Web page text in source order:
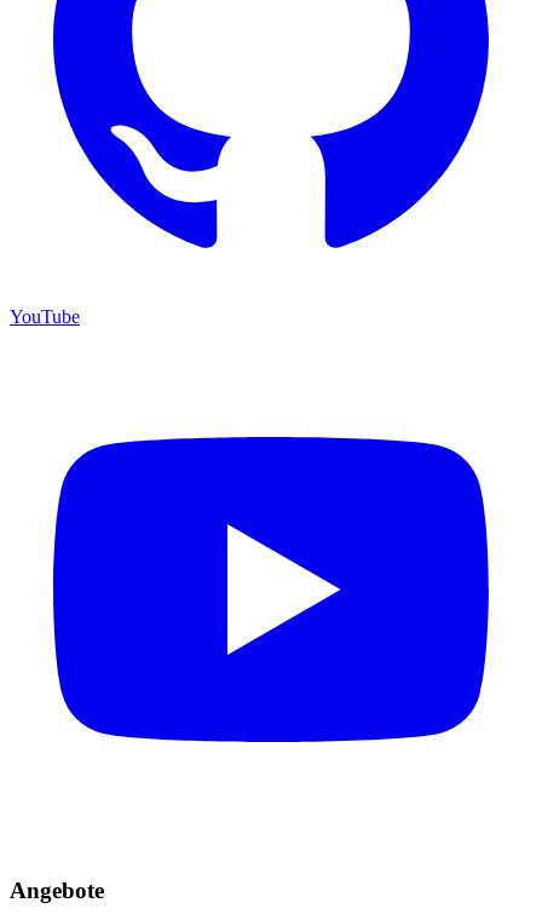
YouTube
Angebote